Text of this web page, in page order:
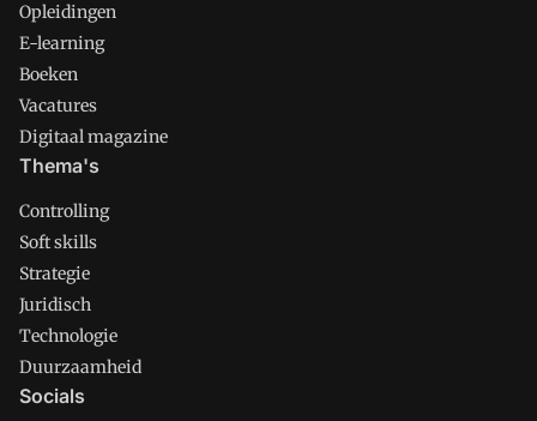
Opleidingen
E-learning
Boeken
Vacatures
Digitaal magazine
Thema's
Controlling
Soft skills
Strategie
Juridisch
Technologie
Duurzaamheid
Socials